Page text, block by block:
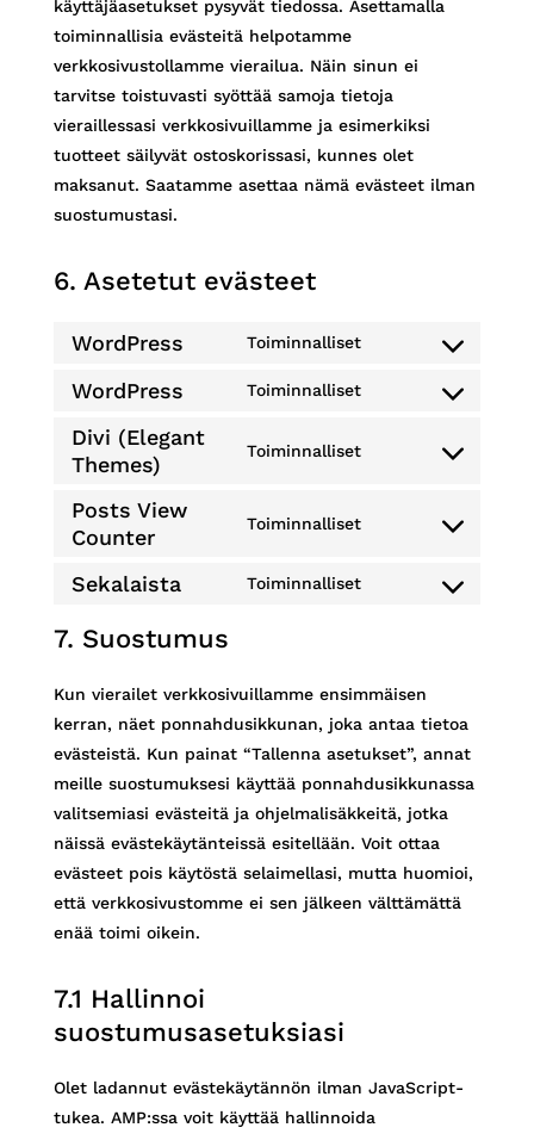
käyttäjäasetukset pysyvät tiedossa. Asettamalla
toiminnallisia evästeitä helpotamme
verkkosivustollamme vierailua. Näin sinun ei
tarvitse toistuvasti syöttää samoja tietoja
vieraillessasi verkkosivuillamme ja esimerkiksi
tuotteet säilyvät ostoskorissasi, kunnes olet
maksanut. Saatamme asettaa nämä evästeet ilman
suostumustasi.
6. Asetetut evästeet
WordPress Toiminnalliset
wordpress
WordPress Toiminnalliset
Divi (Elegant
Themes)
Toiminnalliset
(elegant-
Posts View
Counter
Toiminnalliset
counter
Sekalaista Toiminnalliset
sekalaista
7. Suostumus
Kun vierailet verkkosivuillamme ensimmäisen
kerran, näet ponnahdusikkunan, joka antaa tietoa
evästeistä. Kun painat “Tallenna asetukset”, annat
meille suostumuksesi käyttää ponnahdusikkunassa
valitsemiasi evästeitä ja ohjelmalisäkkeitä, jotka
näissä evästekäytänteissä esitellään. Voit ottaa
evästeet pois käytöstä selaimellasi, mutta huomioi,
että verkkosivustomme ei sen jälkeen välttämättä
enää toimi oikein.
7.1 Hallinnoi
suostumusasetuksiasi
Olet ladannut evästekäytännön ilman JavaScript-
tukea. AMP:ssa voit käyttää hallinnoida